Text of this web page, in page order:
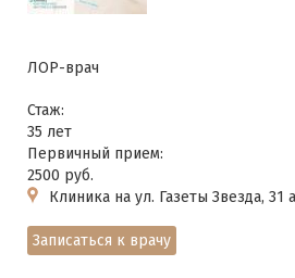
ЛОР-врач
Стаж:
35 лет
Первичный прием:
2500 руб.
Клиника на ул. Газеты Звезда, 31 а
Записаться к врачу